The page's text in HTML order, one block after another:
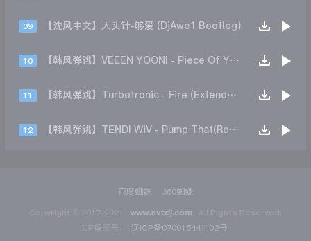
09 【沈风中文】大头针-够爱 (DjAwe1 Bootleg)
10 【韩风弹跳】VEEEN YOONI - Piece Of Your Heart (Remix)
11 【韩风弹跳】Turbotronic - Fire (Extended Mix)
12 【韩风弹跳】TENDI WiV - Pump That(Remix)
百度蜘蛛 360蜘蛛
www.evtdj.com
辽ICP备070015441-02号